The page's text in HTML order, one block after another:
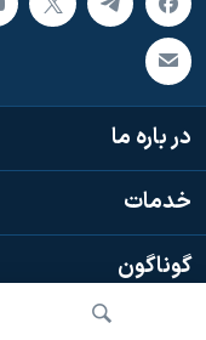
در باره ما
خدمات
گوناگون